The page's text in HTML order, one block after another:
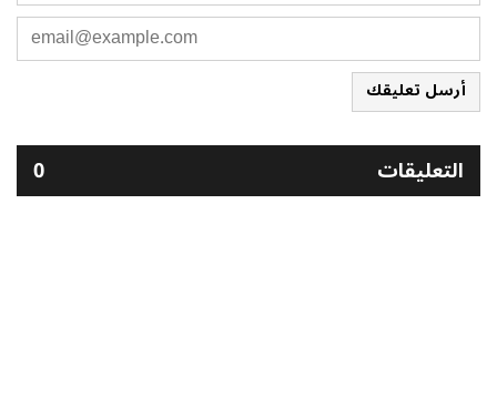
أرسل تعليقك
التعليقات 0